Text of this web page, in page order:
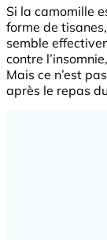
Si la camomille
forme de
semble
contre
Mais ce n’est
après le repas